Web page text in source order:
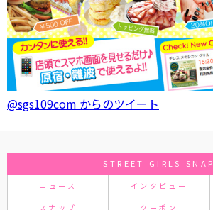
@sgs109com からのツイート
STREET GIRLS SNAP
ニュース インタビュー
スナップ クーポン